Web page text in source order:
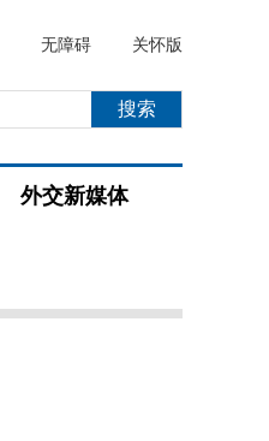
无障碍 关怀版
外交新媒体